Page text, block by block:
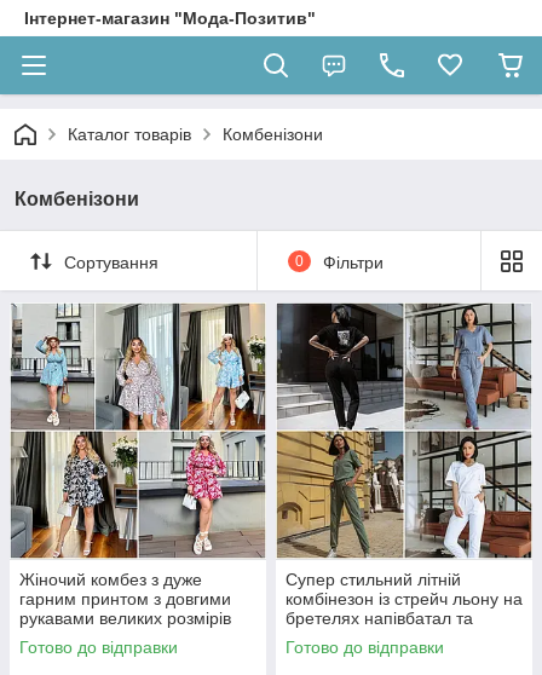
Інтернет-магазин "Мода-Позитив"
Каталог товарів Комбенізони
Комбенізони
Сортування 0 Фільтри
Жіночий комбез з дуже
гарним принтом з довгими
рукавами великих розмірів
Готово до відправки
Супер стильний літній
комбінезон із стрейч льону на
бретелях напівбатал та
батал
Готово до відправки